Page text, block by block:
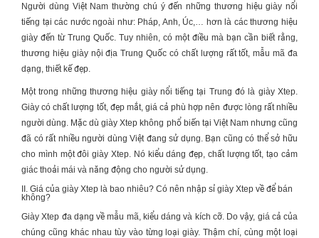
Người dùng Việt Nam thường chú ý đến những thương hiệu giày nổi
tiếng tại các nước ngoài như: Pháp, Anh, Úc,… hơn là các thương hiệu
giày đến từ Trung Quốc. Tuy nhiên, có một điều mà bạn cần biết rằng,
thương hiệu giày nội địa Trung Quốc có chất lượng rất tốt, mẫu mã đa
dạng, thiết kế đẹp.
Một trong những thương hiệu giày nổi tiếng tại Trung đó là giày Xtep
Giày có chất lượng tốt, đẹp mắt, giá cả phù hợp nên được lòng rất nhiều
người dùng. Mặc dùgiày Xtep không phổ biến tại Việt Nam nhưng cũng
đã có rất nhiều người dùng Việt đang sử dụng. Bạn cũng có thể sở hữu
cho mình một đôigiày Xtep. Nó kiểu dáng đẹp, chất lượng tốt, tạo cảm
giác thoải mái và năng động cho người sử dụng.
II. Giá của giày Xtep là bao nhiêu? Có nên nhập sỉ giày Xtep về để bán
không?
Giày Xtep đa dạng về mẫu mã, kiểu dáng và kích cỡ. Do vậy, giá cả của
chúng cũng khác nhau tùy vào từng loại giày. Thậm chí, cùng một loại